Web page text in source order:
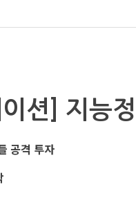
이션] 지능
공격 투자